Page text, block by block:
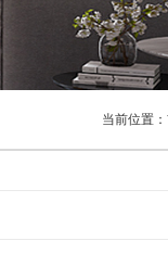
当前位置：